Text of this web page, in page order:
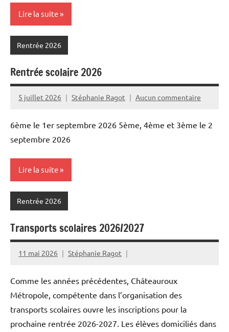
Lire la suite
Rentrée 2026
Rentrée scolaire 2026
5 juillet 2026 Stéphanie Ragot Aucun commentaire
6ème le 1er septembre 2026 5ème, 4ème et 3ème le 2
septembre 2026
Lire la suite
Rentrée 2026
Transports scolaires 2026/2027
11 mai 2026 Stéphanie Ragot
Comme les années précédentes, Châteauroux
Métropole, compétente dans l’organisation des
transports scolaires ouvre les inscriptions pour la
prochaine rentrée 2026-2027. Les élèves domiciliés dans